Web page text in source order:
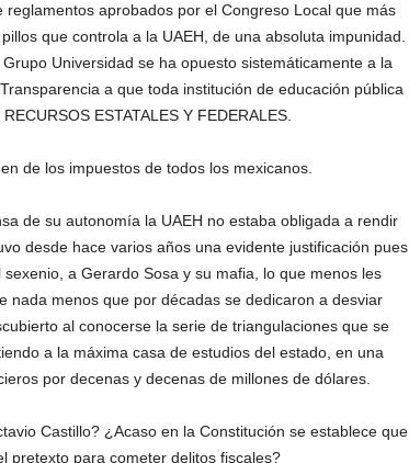
aprobados por el Congreso Local que más
que controla a la UAEH, de una absoluta impunidad.
Universidad se ha opuesto sistemáticamente a la
a que toda institución de educación pública
ESTATALES Y FEDERALES.
de los impuestos de todos los mexicanos.
de su autonomía la UAEH no estaba obligada a rendir
desde hace varios años una evidente justificación pues
a Gerardo Sosa y su mafia, lo que menos les
nada menos que por décadas se dedicaron a desviar
al conocerse la serie de triangulaciones que se
a la máxima casa de estudios del estado, en una
por decenas y decenas de millones de dólares.
Castillo? ¿Acaso en la Constitución se establece que
pretexto para cometer delitos fiscales?